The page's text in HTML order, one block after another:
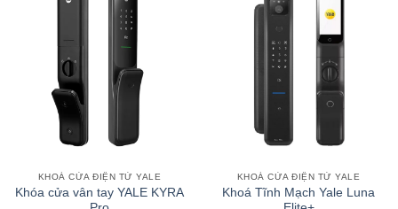
KHOÁ CỬA ĐIỆN TỬ YALE
Khóa cửa vân tay YALE KYRA
KHOÁ CỬA ĐIỆN TỬ YALE
Khoá Tĩnh Mạch Yale Luna